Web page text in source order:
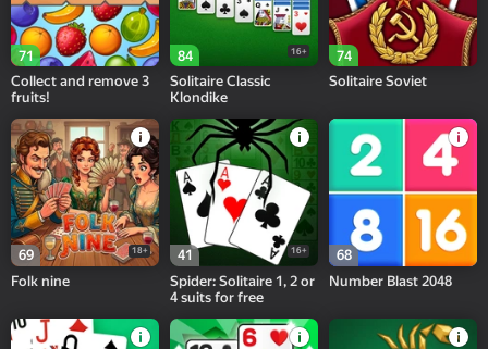
71
Collect and remove 3
fruits!
84 16+
Solitaire Classic
Klondike
74
Solitaire Soviet
69 18+
Folk nine
41 16+
Spider: Solitaire 1, 2 or
4 suits for free
68
Number Blast 2048